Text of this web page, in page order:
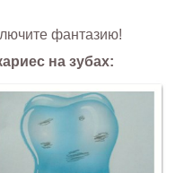
фантазию!
на зубах: